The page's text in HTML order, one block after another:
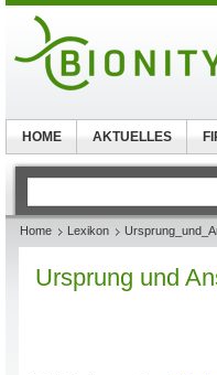
Home Lexikon
Ursprung und
HOME AKTUELLES